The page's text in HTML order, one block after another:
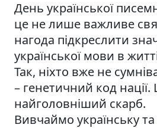
День української
це не лише важливе
нагода підкреслити
української мови в
Так, ніхто вже не
– генетичний код
найголовніший скарб.
Вивчаймо українську